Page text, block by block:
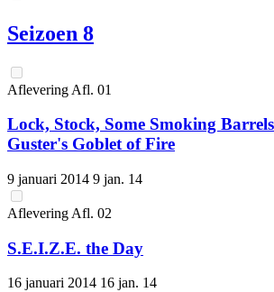
Seizoen 8
Aflevering Afl. 01
Lock, Stock, Some Smoking
Guster's Goblet of Fire
9 januari 2014 9 jan. 14
Aflevering Afl. 02
S.E.I.Z.E. the Day
16 januari 2014 16 jan. 14